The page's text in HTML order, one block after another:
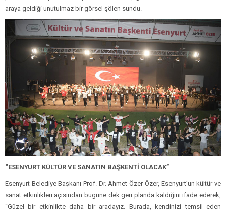
araya geldiği unutulmaz bir görsel şölen sundu.
“ESENYURT KÜLTÜR VE SANATIN BAŞKENTİ OLACAK”
Esenyurt Belediye Başkanı Prof. Dr. Ahmet Özer Özer, Esenyurt’un kültür ve
sanat etkinlikleri açısından bugüne dek geri planda kaldığını ifade ederek,
“Güzel bir etkinlikte daha bir aradayız. Burada, kendinizi temsil eden